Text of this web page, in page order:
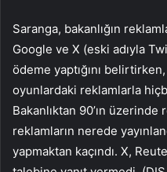
Saranga, bakanlığın
Google ve X (eski adıyla
ödeme yaptığını
oyunlardaki reklamlarla
Bakanlıktan 90’ın
reklamların nerede
yapmaktan kaçındı. X,